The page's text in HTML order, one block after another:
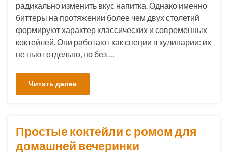
радикально изменить вкус напитка. Однако именно
биттеры на протяжении более чем двух столетий
формируют характер классических и современных
коктейлей. Они работают как специи в кулинарии: их
не пьют отдельно, но без …
Читать далее
Простые коктейли с ромом для
домашней вечеринки